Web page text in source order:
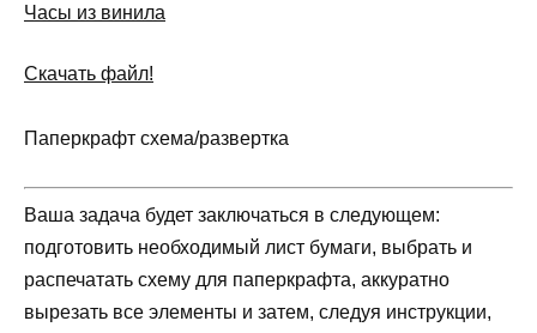
Часы из винила
Скачать файл!
Паперкрафт схема/развертка
Ваша задача будет заключаться в следующем:
подготовить необходимый лист бумаги, выбрать и
распечатать схему для паперкрафта, аккуратно
вырезать все элементы и затем, следуя инструкции,